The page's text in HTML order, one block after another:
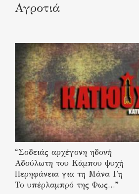
Αγροτιά
“Σοδειάς αρχέγονη ηδονή
Αδούλωτη του Κάμπου ψυχή
Περηφάνεια για τη Μάνα Γη
Το υπέρλαμπρό της Φως…”